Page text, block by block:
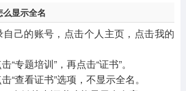
显示全名
己的账号，点击个人主页，点击我的
“专题培训”，再点击“证书”。
“查看证书”选项，不显示全名。